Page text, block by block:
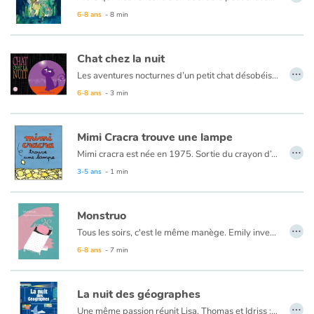
Catalogue anglais
Contraste +
Aide
Accueil
Famille
Écoles
Médiathèques
Vidéos & Tutoriaux
En inversant les rôles – le chaton mignon veut ramener l’enfant chez lui – Maylis Daufresne accompagne les enfants dans la découverte d’une nuit sans peurs et enchantée par le plaisir de dévoiler les secrets de la nuit.
À lire à la belle étoile.
6-8 ans - 8 min
Chat chez la nuit
Les aventures nocturnes d’un petit chat désobéissant. C’est la nuit et Misty, un chaton qui a pour consigne de rester sagement à la maison pendant que sa maîtresse est de sortie, ne résiste pas à la tentation de désobéir. Malgré la tentative de mise en garde d’Ariane, une petite araignée, il part à l’aventure explorer la ville. De déception en frayeur, il fera moins le malin lorsqu’il s’agira de retrouver son chemin, et sera alors content de retrouver Ariane et son fil…
6-8 ans - 3 min
…
Mimi Cracra trouve une lampe
Mimi cracra est née en 1975. Sortie du crayon d’Agnès Rosenstiehl pour le magazine “Pomme d’api”, cette petite fille aux joues roses et cheveux bruns à laquelle il est facile de s’identifier nous entraîne avec humour dans ses aventures quotidiennes.
3-5 ans - 1 min
…
Monstruo
Tous les soirs, c'est le même manège. Emily invente des tas de stratagèmes pour retarder l'heure fatidique. Le rendez-vous avec celui qu'elle déteste. Qui la terrifie. Qui la poursuit. Toutes les nuits. Et même le jour, dans les coins sombres. Monstruo lui fait broyer du noir. Monstruo l'empêche de dormir. C'est décidé, cela ne peut plus durer, Emily passe à l'attaque.
6-8 ans - 7 min
…
La nuit des géographes
Une même passion réunit Lisa, Thomas et Idriss : la géographie. Pour réaliser leur rêve de voyages et de découvertes, ils partent explorer un territoire dont ils ignorent presque tout, la nuit. Mais, une rencontre impromptue va les bouleverser et chambouler leur plan. Ils reviendront de leur expédition transformés et soudés par une solide amitié. …